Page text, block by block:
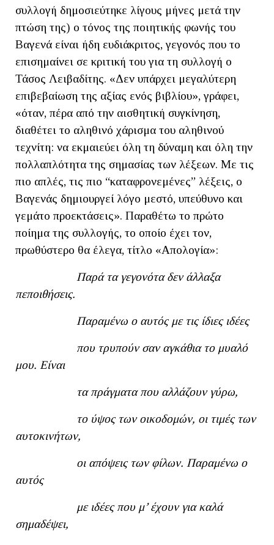
συλλογή δημοσιεύτηκε λίγους μήνες μετά την
πτώση της) ο τόνος της ποιητικής φωνής του
Βαγενά είναι ήδη ευδιάκριτος, γεγονός που το
επισημαίνει σε κριτική του για τη συλλογή ο
Τάσος Λειβαδίτης. «Δεν υπάρχει μεγαλύτερη
επιβεβαίωση της αξίας ενός βιβλίου», γράφει,
«όταν, πέρα από την αισθητική συγκίνηση,
διαθέτει το αληθινό χάρισμα του αληθινού
τεχνίτη: να εκμαιεύει όλη τη δύναμη και όλη την
πολλαπλότητα της σημασίας των λέξεων. Με τις
πιο απλές, τις πιο “καταφρονεμένες” λέξεις, ο
Βαγενάς δημιουργεί λόγο μεστό, υπεύθυνο και
γεμάτο προεκτάσεις». Παραθέτω το πρώτο
ποίημα της συλλογής, το οποίο έχει τον,
πρωθύστερο θα έλεγα, τίτλο «Απολογία»:
Παρά τα γεγονότα δεν άλλαξα
πεποιθήσεις.
Παραμένω ο αυτός με τις ίδιες ιδέες
που τρυπούν σαν αγκάθια το μυαλό
μου. Είναι
τα πράγματα που αλλάζουν γύρω,
το ύψος των οικοδομών, οι τιμές των
αυτοκινήτων,
οι απόψεις των φίλων. Παραμένω ο
αυτός
με ιδέες που μ’ έχουν για καλά
σημαδέψει,